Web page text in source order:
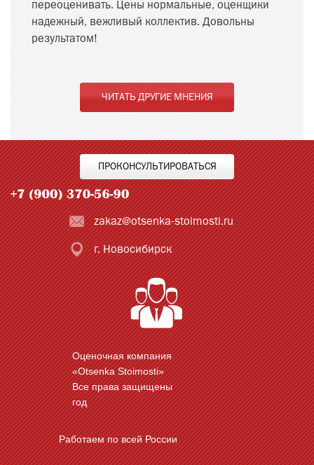
переоценивать. Цены нормальные, оценщики
надежный, вежливый коллектив. Довольны
результатом!
ЧИТАТЬ ДРУГИЕ МНЕНИЯ
ПРОКОНСУЛЬТИРОВАТЬСЯ
zakaz@otsenka-stoimosti.ru
г. Новосибирск
Оценочная компания
«Otsenka Stoimosti»
Все права защищены
год
Работаем по всей России